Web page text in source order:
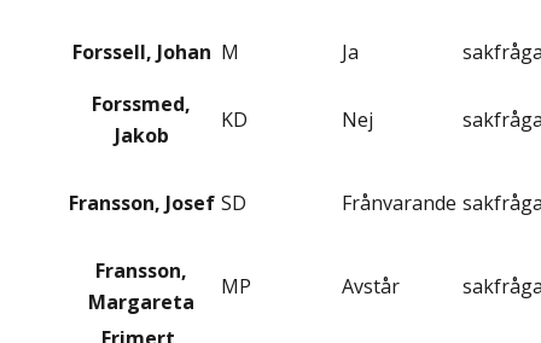
Forssell, Johan M Ja
Forssmed,
Jakob
KD Nej
Fransson, Josef SD Frånvarande
Fransson,
Margareta
MP Avstår